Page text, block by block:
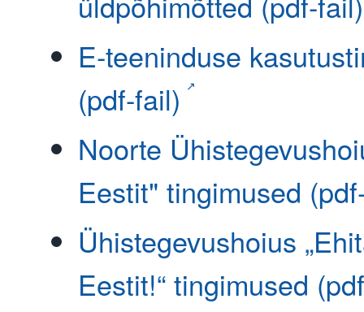
E-teeninduse
(pdf-fail)
Noorte
Eestit" tingimused
Ühistegevushoius
Eestit!“ tingimused